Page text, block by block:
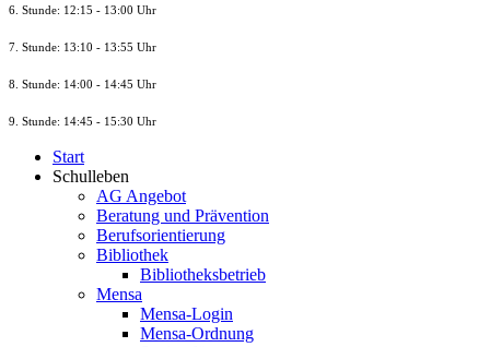
6. Stunde: 12:15 - 13:00 Uhr
7. Stunde: 13:10 - 13:55 Uhr
8. Stunde: 14:00 - 14:45 Uhr
9. Stunde: 14:45 - 15:30 Uhr
Start
Schulleben
AG Angebot
Beratung und Prävention
Berufsorientierung
Bibliothek
Bibliotheksbetrieb
Mensa
Mensa-Login
Mensa-Ordnung